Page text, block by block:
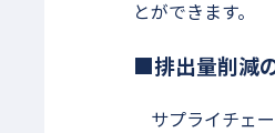
とができます。
■排出量削減
サプライチェ